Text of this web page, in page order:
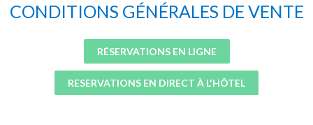
CONDITIONS GÉNÉRALES DE VENTE
RÉSERVATIONS EN LIGNE
RESERVATIONS EN DIRECT À L'HÔTEL